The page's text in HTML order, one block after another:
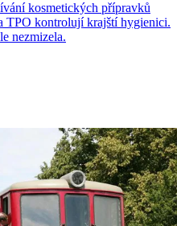
kosmetických přípravků
TPO kontrolují krajští hygienici.
nezmizela.